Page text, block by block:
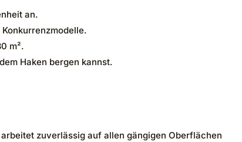
an.
m².
Haken bergen kannst.
zuverlässig auf allen gängigen Oberflächen